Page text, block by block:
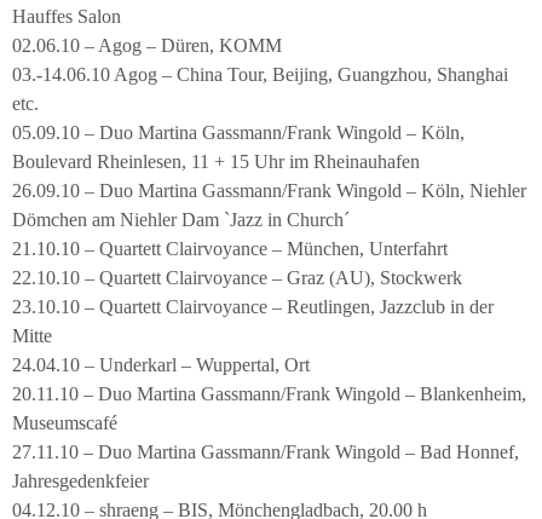
Hauffes Salon
02.06.10 – Agog – Düren, KOMM
03.-14.06.10 Agog – China Tour, Beijing, Guangzhou, Shanghai
etc.
05.09.10 – Duo Martina Gassmann/Frank Wingold – Köln,
Boulevard Rheinlesen, 11 + 15 Uhr im Rheinauhafen
26.09.10 – Duo Martina Gassmann/Frank Wingold – Köln, Niehler
Dömchen am Niehler Dam `Jazz in Church´
21.10.10 – Quartett Clairvoyance – München, Unterfahrt
22.10.10 – Quartett Clairvoyance – Graz (AU), Stockwerk
23.10.10 – Quartett Clairvoyance – Reutlingen, Jazzclub in der
Mitte
24.04.10 – Underkarl – Wuppertal, Ort
20.11.10 – Duo Martina Gassmann/Frank Wingold – Blankenheim,
Museumscafé
27.11.10 – Duo Martina Gassmann/Frank Wingold – Bad Honnef,
Jahresgedenkfeier
04.12.10 – shraeng – BIS, Mönchengladbach, 20.00 h